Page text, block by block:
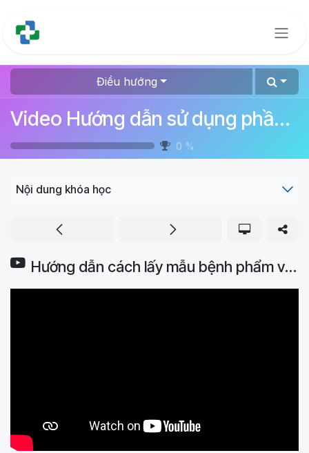
Điều hướng
Video Hướng dẫn sử dụng phần mềm quản lý bệnh viện
0 %
Nội dung khóa học
Hướng dẫn cách lấy mẫu bệnh phẩm và bàn giao mẫu